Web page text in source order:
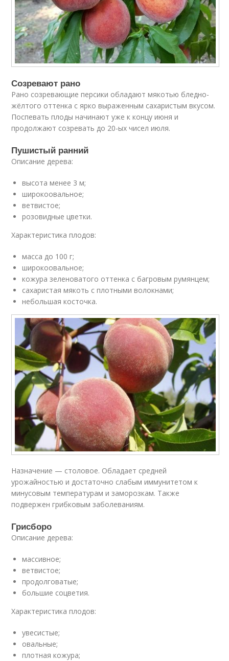
Созревают рано
Рано созревающие персики обладают мякотью бледно-
жёлтого оттенка с ярко выраженным сахаристым вкусом.
Поспевать плоды начинают уже к концу июня и
продолжают созревать до 20-ых чисел июля.
Пушистый ранний
Описание дерева:
высота менее 3 м;
широкоовальное;
ветвистое;
розовидные цветки.
Характеристика плодов:
масса до 100 г;
широкоовальное;
кожура зеленоватого оттенка с багровым румянцем;
сахаристая мякоть с плотными волокнами;
небольшая косточка.
Назначение — столовое. Обладает средней
урожайностью и достаточно слабым иммунитетом к
минусовым температурам и заморозкам. Также
подвержен грибковым заболеваниям.
Грисборо
Описание дерева:
массивное;
ветвистое;
продолговатые;
большие соцветия.
Характеристика плодов:
увесистые;
овальные;
плотная кожура;